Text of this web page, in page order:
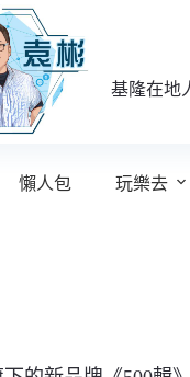
基隆在地
懶人包 玩樂去